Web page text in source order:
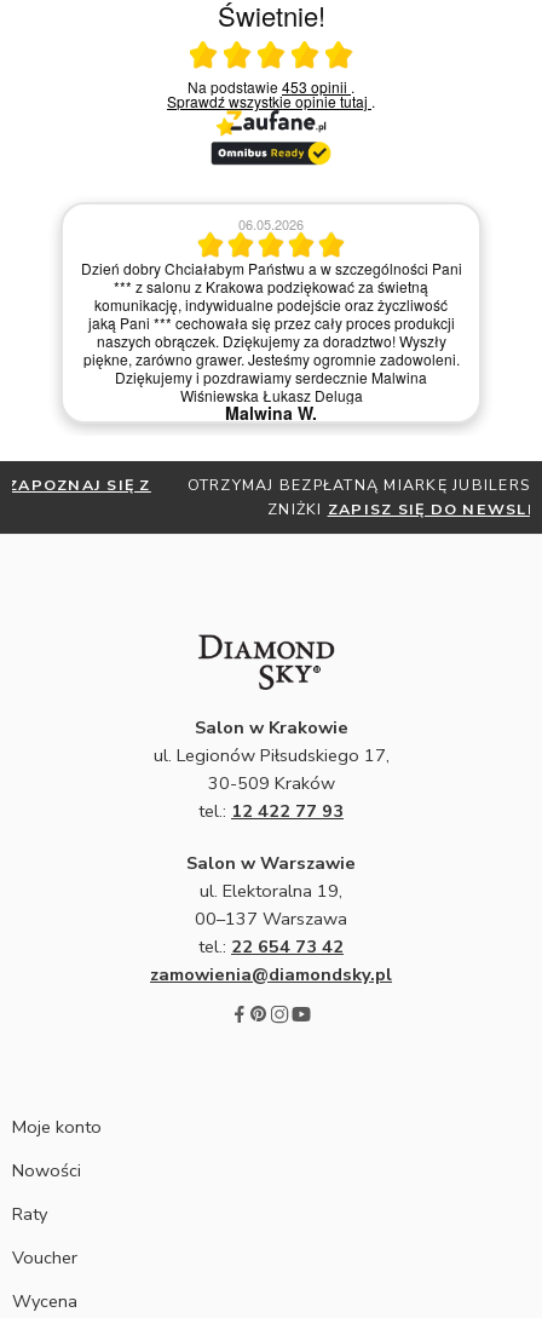
Świetnie!
Ocena średnia 5 na 5
Na podstawie453 opinii .
Sprawdź wszystkie opinietutaj .
06.05.2026
Dzień dobry Chciałabym Państwu a w szczególności Pani
*** z salonu z Krakowa podziękować za świetną
komunikację, indywidualne podejście oraz życzliwość
jaką Pani *** cechowała się przez cały proces produkcji
naszych obrączek. Dziękujemy za doradztwo! Wyszły
piękne, zarówno grawer. Jesteśmy ogromnie zadowoleni.
Dziękujemy i pozdrawiamy serdecznie Malwina
Wiśniewska Łukasz Deluga
Malwina W.
OTRZYMAJ BEZPŁATNĄ MIARKĘ JUBILERSKĄ ORAZ DO 30%
ZAPISZ SIĘ DO NEWSLETTERA
Salon w Krakowie
ul. Legionów Piłsudskiego 17,
30-509 Kraków
tel.: 12 422 77 93
Salon w Warszawie
ul. Elektoralna 19,
00–137 Warszawa
tel.: 22 654 73 42
zamowienia@diamondsky.pl
Moje konto
Nowości
Raty
Voucher
Wycena